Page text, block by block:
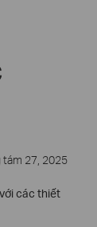
tám 27, 2025
các thiết